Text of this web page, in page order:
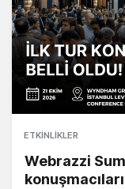
ETKINLIKLER
Webrazzi